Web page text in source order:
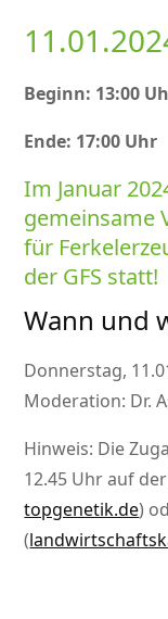
Beginn: 13:00
Ende: 17:00 Uhr
Im Januar
gemeinsame
für
der GFS statt!
Wann und
Donnerstag,
Moderation: Dr.
Hinweis: Die
12.45 Uhr auf
topgenetik.de)
(